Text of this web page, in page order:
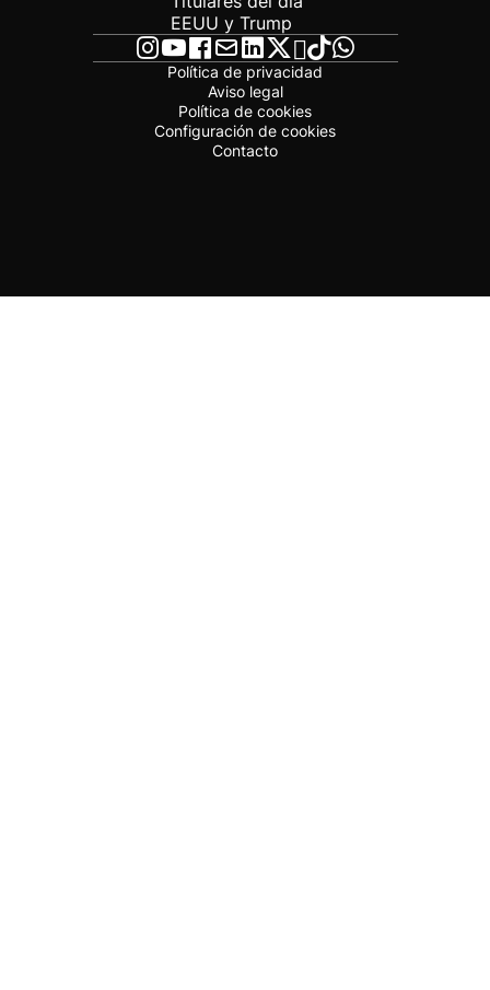
EEUU y Trump
Política de privacidad
Aviso legal
Política de cookies
Configuración de cookies
Contacto